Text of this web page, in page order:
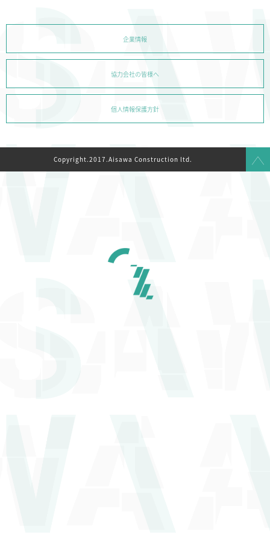
企業情報
協力会社の皆様へ
個人情報保護方針
Copyright.2017.Aisawa Construction ltd.